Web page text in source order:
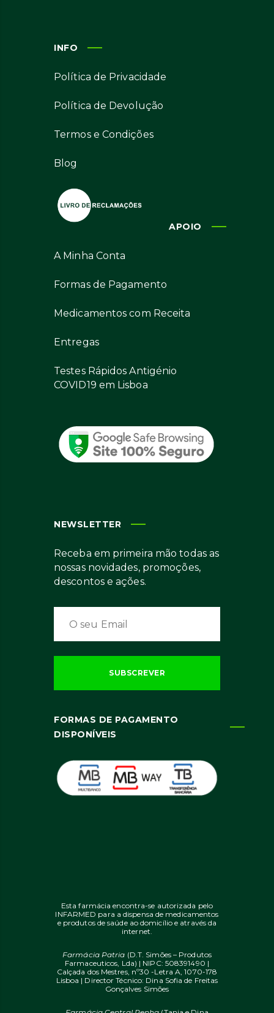
INFO
Política de Privacidade
Política de Devolução
Termos e Condições
Blog
APOIO
A Minha Conta
Formas de Pagamento
Medicamentos com Receita
Entregas
Testes Rápidos Antigénio
COVID19 em Lisboa
NEWSLETTER
Receba em primeira mão todas as
nossas novidades, promoções,
descontos e ações.
FORMAS DE PAGAMENTO
DISPONÍVEIS
Esta farmácia encontra-se autorizada pelo
INFARMED para a dispensa de medicamentos
e produtos de saúde ao domicílio e através da
internet.
Farmácia Patria (D.T. Simões – Produtos
Farmaceuticos, Lda) | NIPC: 508391490 |
Calçada dos Mestres, nº30 -Letra A, 1070-178
Lisboa | Director Técnico: Dina Sofia de Freitas
Gonçalves Simões